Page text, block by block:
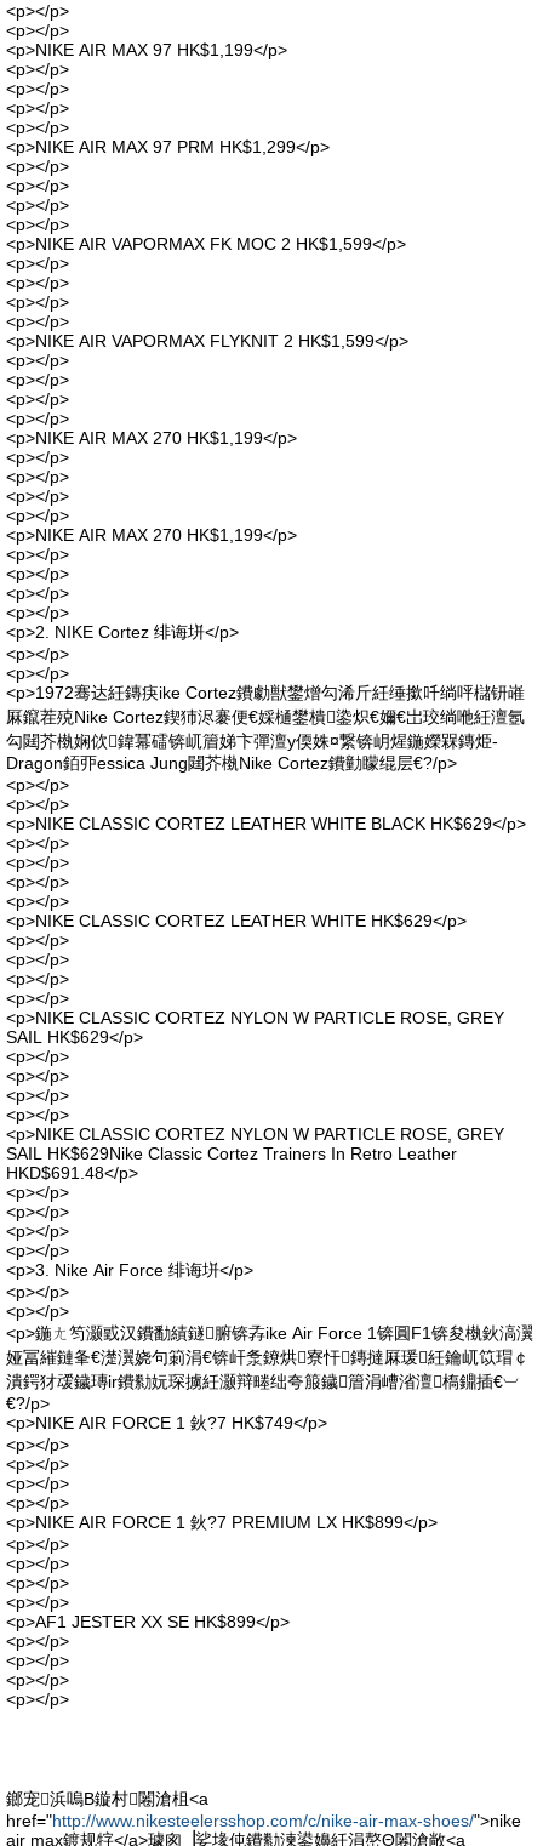
<p></p>
<p></p>
<p>NIKE AIR MAX 97 HK$1,199</p>
<p></p>
<p></p>
<p></p>
<p></p>
<p>NIKE AIR MAX 97 PRM HK$1,299</p>
<p></p>
<p></p>
<p></p>
<p></p>
<p>NIKE AIR VAPORMAX FK MOC 2 HK$1,599</p>
<p></p>
<p></p>
<p></p>
<p></p>
<p>NIKE AIR VAPORMAX FLYKNIT 2 HK$1,599</p>
<p></p>
<p></p>
<p></p>
<p></p>
<p>NIKE AIR MAX 270 HK$1,199</p>
<p></p>
<p></p>
<p></p>
<p></p>
<p>NIKE AIR MAX 270 HK$1,199</p>
<p></p>
<p></p>
<p></p>
<p></p>
<p>2. NIKE Cortez 绯诲垪</p>
<p></p>
<p></p>
<p>1972骞达紝鏄疦ike Cortez鐨勮獣鐢熷勾浠斤紝缍撳吀绱呯櫧钘嶉
厤鑹茬殑Nike Cortez鍥犻浕褰便€婇樋鐢樻鍌炽€嬭€岀珓绱咃紝澶氬
勾閮芥槸娴佽鍏冪礌锛屼篃娣卞彈澶у偄姝¤繋锛岄煋鍦嬫槑鏄烥-
Dragon銆丣essica Jung閮芥槸Nike Cortez鐨勭矇绲层€?/p>
<p></p>
<p></p>
<p>NIKE CLASSIC CORTEZ LEATHER WHITE BLACK HK$629</p>
<p></p>
<p></p>
<p></p>
<p></p>
<p>NIKE CLASSIC CORTEZ LEATHER WHITE HK$629</p>
<p></p>
<p></p>
<p></p>
<p></p>
<p>NIKE CLASSIC CORTEZ NYLON W PARTICLE ROSE, GREY
SAIL HK$629</p>
<p></p>
<p></p>
<p></p>
<p></p>
<p>NIKE CLASSIC CORTEZ NYLON W PARTICLE ROSE, GREY
SAIL HK$629Nike Classic Cortez Trainers In Retro Leather
HKD$691.48</p>
<p></p>
<p></p>
<p></p>
<p></p>
<p>3. Nike Air Force 绯诲垪</p>
<p></p>
<p></p>
<p>鍦ㄤ笉灏戜汉鐨勫績鐩腑锛孨ike Air Force 1锛圓F1锛夋槸鈥滈瀷
娅冨繀鏈夆€濋瀷娆句箣涓€锛屽洜鐐烘寮忓鏄撻厤瑗紝鑰屼笖瑁￠
潰鍔犲叆鐬瑼ir鐨勬妧琛擄紝灏辩畻绌夸箙鐬篃涓嶆渻澶槗鐤插€︺
€?/p>
<p>NIKE AIR FORCE 1 鈥?7 HK$749</p>
<p></p>
<p></p>
<p></p>
<p></p>
<p>NIKE AIR FORCE 1 鈥?7 PREMIUM LX HK$899</p>
<p></p>
<p></p>
<p></p>
<p></p>
<p>AF1 JESTER XX SE HK$899</p>
<p></p>
<p></p>
<p></p>
<p></p>
鎯宠浜嗚В鏇村闂滄柤<a
href="http://www.nikesteelersshop.com/c/nike-air-max-shoes/">nike
air max鍍规牸</a>璩囪▕娑堟伅鐨勬湅鍙嬶紝涓嶅Θ闂滄敞<a